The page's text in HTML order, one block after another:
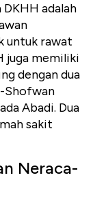
adalah
untuk rawat
juga memiliki
dengan dua
Shofwan
Abadi. Dua
sakit
Neraca-